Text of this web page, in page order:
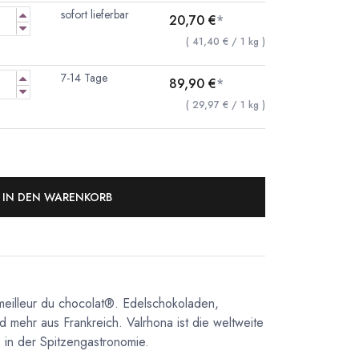
sofort lieferbar 20,70 €*
( 41,40 € / 1 kg )
7-14 Tage 89,90 €*
( 29,97 € / 1 kg )
IN DEN WARENKORB
du chocolat®. Edelschokoladen,
mehr aus Frankreich. Valrhona ist die weltweite
der Spitzengastronomie.